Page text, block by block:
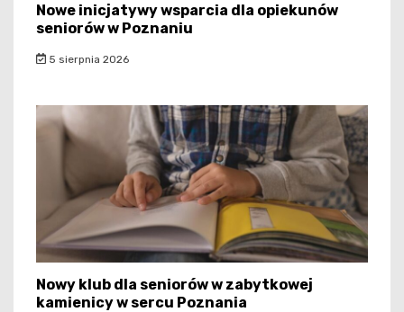
Nowe inicjatywy wsparcia dla opiekunów
seniorów w Poznaniu
5 sierpnia 2026
Nowy klub dla seniorów w zabytkowej
kamienicy w sercu Poznania